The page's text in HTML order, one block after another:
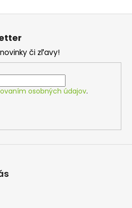
či zľavy!
osobných údajov.